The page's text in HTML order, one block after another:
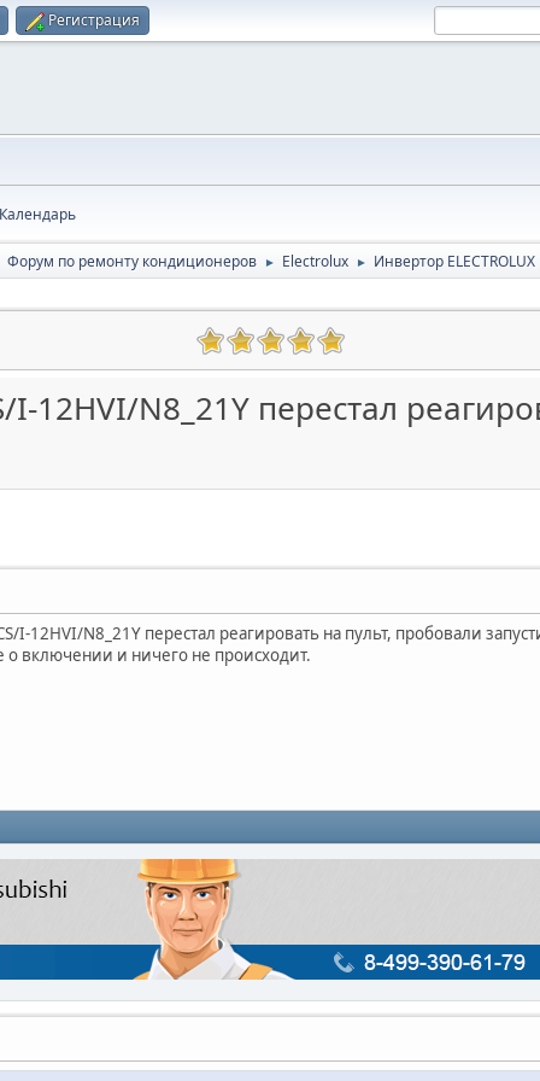
Регистрация
Календарь
Форум по ремонту кондиционеров ► Electrolux ► Инвертор
I-12HVI/N8_21Y перестал
I-12HVI/N8_21Y перестал реагировать на пульт, пробовали
о включении и ничего не происходит.